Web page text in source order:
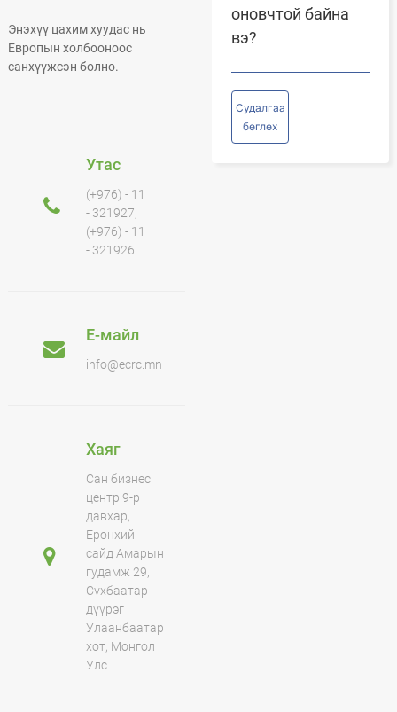
Энэхүү цахим хуудас нь
Европын холбооноос
санхүүжсэн болно.
Утас
(+976) - 11
- 321927,
(+976) - 11
- 321926
Е-майл
info@ecrc.mn
Хаяг
Сан бизнес
центр 9-р
давхар,
Ерөнхий
сайд Амарын
гудамж 29,
Сүхбаатар
дүүрэг
Улаанбаатар
хот, Монгол
Улс
оновчтой байна
вэ?
Судалгаа
бөглөх